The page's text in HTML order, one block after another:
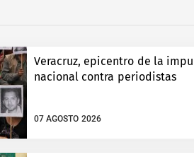
Veracruz, epicentro de la
nacional contra periodistas
07 AGOSTO 2026